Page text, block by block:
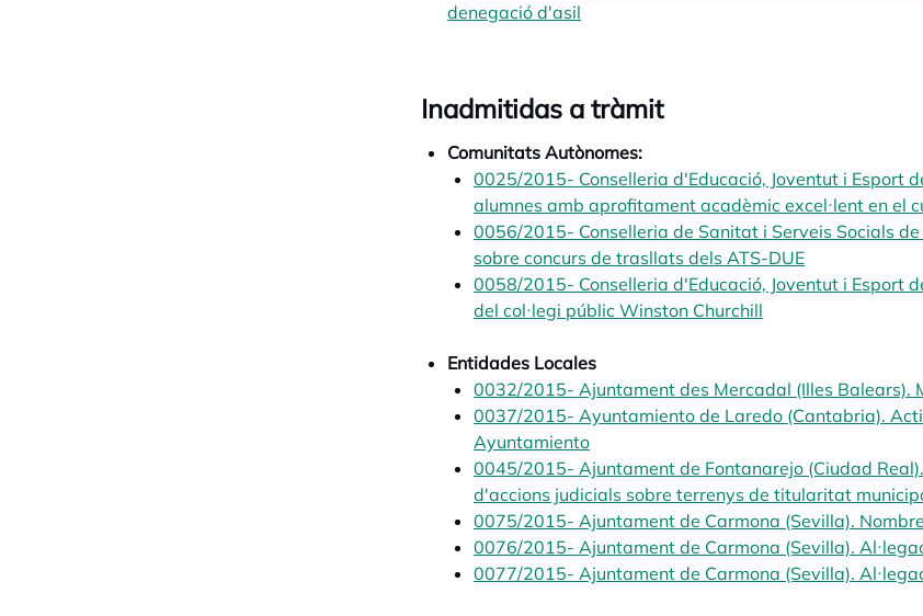
denegació d'asil
Inadmitidas a tràmit
Comunitats Autònomes:
0025/2015- Conselleria d'Educació, Joventut i Esport
alumnes amb aprofitament acadèmic excel·lent en el
0056/2015- Conselleria de Sanitat i Serveis Socials
sobre concurs de trasllats dels ATS-DUE
0058/2015- Conselleria d'Educació, Joventut i Esport
del col·legi públic Winston Churchill
Entidades Locales
0032/2015- Ajuntament des Mercadal (Illes Balears).
0037/2015- Ayuntamiento de Laredo (Cantabria).
Ayuntamiento
0045/2015- Ajuntament de Fontanarejo (Ciudad
d'accions judicials sobre terrenys de titularitat
0075/2015- Ajuntament de Carmona (Sevilla).
0076/2015- Ajuntament de Carmona (Sevilla).
0077/2015- Ajuntament de Carmona (Sevilla).